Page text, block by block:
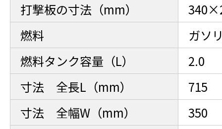
打撃板の寸法（mm）
燃料
ガソ
燃料タンク容量（L）
2.0
寸法 全長L（mm）
715
寸法 全幅W（mm）
350